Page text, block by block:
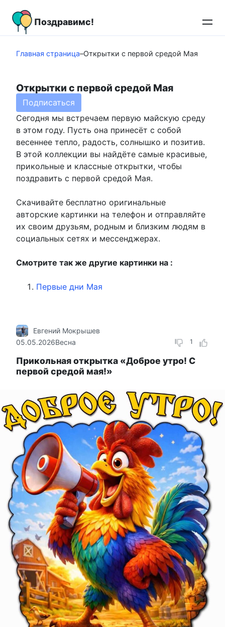
контенту
Поздравимс!
Главная страница–Открытки с первой средой Мая
Открытки с первой средой Мая
Подписаться
Сегодня мы встречаем первую майскую среду
в этом году. Пусть она принесёт с собой
весеннее тепло, радость, солнышко и позитив.
В этой коллекции вы найдёте самые красивые,
прикольные и классные открытки, чтобы
поздравить с первой средой Мая.
Скачивайте бесплатно оригинальные
авторские картинки на телефон и отправляйте
их своим друзьям, родным и близким людям в
социальных сетях и мессенджерах.
Смотрите так же другие картинки на :
Первые дни Мая
1
Евгений Мокрышев
05.05.2026Весна
Прикольная открытка «Доброе утро! С
первой средой мая!»